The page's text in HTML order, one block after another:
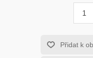
USB
Přidat k